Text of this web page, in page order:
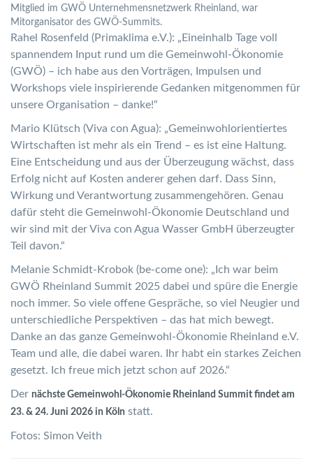
Mitglied im GWÖ Unternehmensnetzwerk Rheinland, war
Mitorganisator des GWÖ-Summits.
Rahel Rosenfeld (Primaklima e.V.): „Eineinhalb Tage voll
spannendem Input rund um die Gemeinwohl-Ökonomie
(GWÖ) – ich habe aus den Vorträgen, Impulsen und
Workshops viele inspirierende Gedanken mitgenommen für
unsere Organisation – danke!“
Mario Klütsch (Viva con Agua): „Gemeinwohlorientiertes
Wirtschaften ist mehr als ein Trend – es ist eine Haltung.
Eine Entscheidung und aus der Überzeugung wächst, dass
Erfolg nicht auf Kosten anderer gehen darf. Dass Sinn,
Wirkung und Verantwortung zusammengehören. Genau
dafür steht die Gemeinwohl-Ökonomie Deutschland und
wir sind mit der Viva con Agua Wasser GmbH überzeugter
Teil davon.“
Melanie Schmidt-Krobok (be-come one): „Ich war beim
GWÖ Rheinland Summit 2025 dabei und spüre die Energie
noch immer. So viele offene Gespräche, so viel Neugier und
unterschiedliche Perspektiven – das hat mich bewegt.
Danke an das ganze Gemeinwohl-Ökonomie Rheinland e.V.
Team und alle, die dabei waren. Ihr habt ein starkes Zeichen
gesetzt. Ich freue mich jetzt schon auf 2026.“
Der nächste Gemeinwohl-Ökonomie Rheinland Summit findet am
23. & 24. Juni 2026 in Köln statt.
Fotos: Simon Veith